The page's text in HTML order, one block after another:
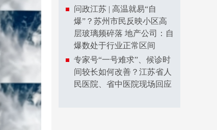
问政江苏 | 高温就易“自
爆”？苏州市民反映小区高
层玻璃频碎落 地产公司：自
爆数处于行业正常区间
专家号“一号难求”、候诊时
间较长如何改善？江苏省人
民医院、省中医院现场回应